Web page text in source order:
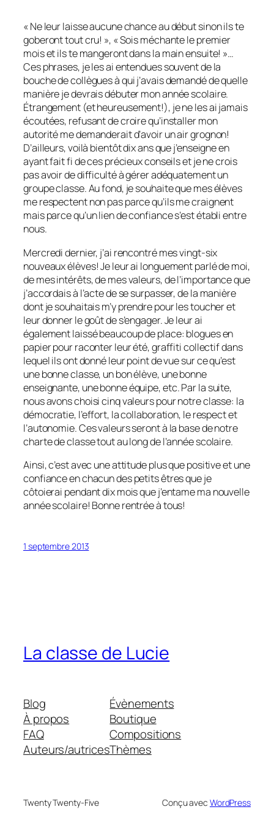
« Ne leur laisse aucune chance au début sinon ils te
goberont tout cru! », « Sois méchante le premier
mois et ils te mangeront dans la main ensuite! »…
Ces phrases, je les ai entendues souvent de la
bouche de collègues à qui j’avais demandé de quelle
manière je devrais débuter mon année scolaire.
Étrangement (et heureusement!), je ne les ai jamais
écoutées, refusant de croire qu’installer mon
autorité me demanderait d’avoir un air grognon!
D’ailleurs, voilà bientôt dix ans que j’enseigne en
ayant fait fi de ces précieux conseils et je ne crois
pas avoir de difficulté à gérer adéquatement un
groupe classe. Au fond, je souhaite que mes élèves
me respectent non pas parce qu’ils me craignent
mais parce qu’un lien de confiance s’est établi entre
nous.
Mercredi dernier, j’ai rencontré mes vingt-six
nouveaux élèves! Je leur ai longuement parlé de moi,
de mes intérêts, de mes valeurs, de l’importance que
j’accordais à l’acte de se surpasser, de la manière
dont je souhaitais m’y prendre pour les toucher et
leur donner le goût de s’engager. Je leur ai
également laissé beaucoup de place: blogues en
papier pour raconter leur été, graffiti collectif dans
lequel ils ont donné leur point de vue sur ce qu’est
une bonne classe, un bon élève, une bonne
enseignante, une bonne équipe, etc. Par la suite,
nous avons choisi cinq valeurs pour notre classe: la
démocratie, l’effort, la collaboration, le respect et
l’autonomie. Ces valeurs seront à la base de notre
charte de classe tout au long de l’année scolaire.
Ainsi, c’est avec une attitude plus que positive et une
confiance en chacun des petits êtres que je
côtoierai pendant dix mois que j’entame ma nouvelle
année scolaire! Bonne rentrée à tous!
1 septembre 2013
La classe de Lucie
Blog
À propos
FAQ
Auteurs/autrices
Évènements
Boutique
Compositions
Thèmes
Twenty Twenty-Five Conçu avec WordPress